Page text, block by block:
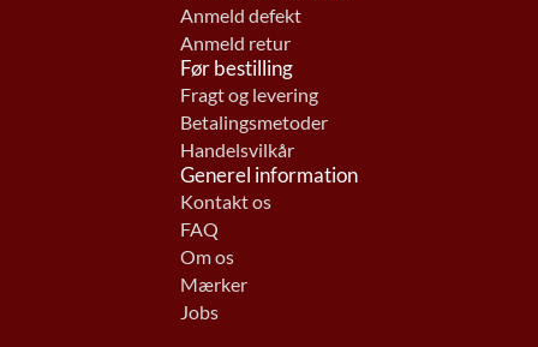
Anmeld defekt
Anmeld retur
Før bestilling
Fragt og levering
Betalingsmetoder
Handelsvilkår
Generel information
Kontakt os
FAQ
Om os
Mærker
Jobs